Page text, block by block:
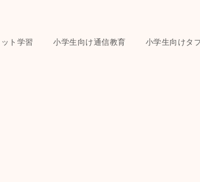
ト学習 小学生向け通信教育 小学生向けタ